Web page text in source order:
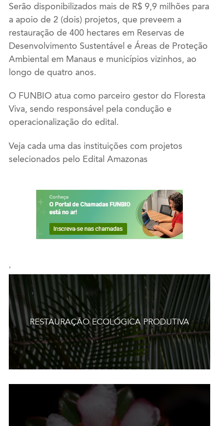
Serão disponibilizados mais de R$ 9,9 milhões para
a apoio de 2 (dois) projetos, que preveem a
restauração de 400 hectares em Reservas de
Desenvolvimento Sustentável e Áreas de Proteção
Ambiental em Manaus e municípios vizinhos, ao
longo de quatro anos.
O FUNBIO atua como parceiro gestor do Floresta
Viva, sendo responsável pela condução e
operacionalização do edital.
Veja cada uma das instituições com projetos
selecionados pelo Edital Amazonas
'
RESTAURAÇÃO ECOLÓGICA PRODUTIVA